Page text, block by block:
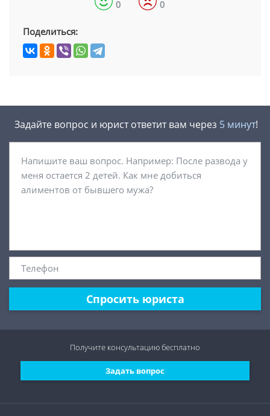
0 0
Поделиться:
Задайте вопрос и юрист ответит вам через 5 минут!
Спросить юриста
Задать вопрос
Получите консультациюбесплатно